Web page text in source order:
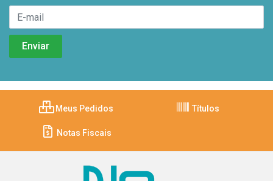
Meus Pedidos Títulos
Notas Fiscais